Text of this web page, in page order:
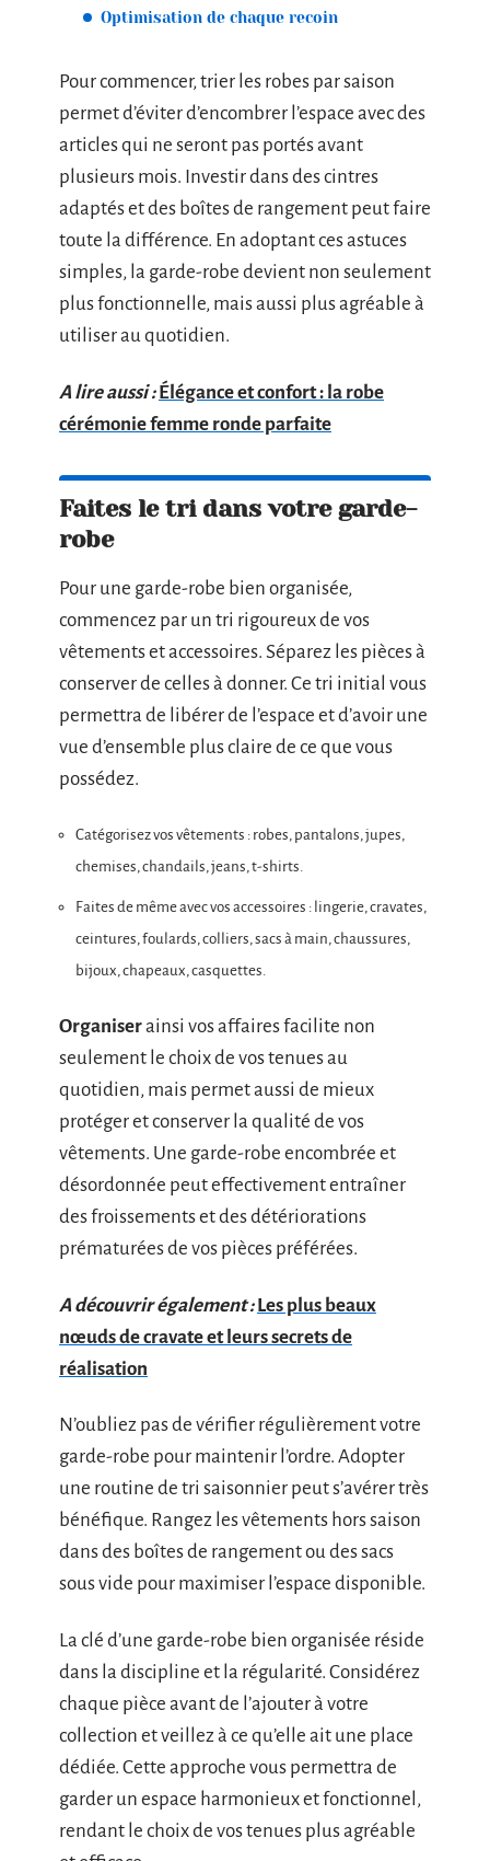
Optimisation de chaque recoin
Pour commencer, trier les robes par saison
permet d’éviter d’encombrer l’espace avec des
articles qui ne seront pas portés avant
plusieurs mois. Investir dans des cintres
adaptés et des boîtes de rangement peut faire
toute la différence. En adoptant ces astuces
simples, la garde-robe devient non seulement
plus fonctionnelle, mais aussi plus agréable à
utiliser au quotidien.
A lire aussi : Élégance et confort : la robe
cérémonie femme ronde parfaite
Faites le tri dans votre garde-
robe
Pour une garde-robe bien organisée,
commencez par un tri rigoureux de vos
vêtements et accessoires. Séparez les pièces à
conserver de celles à donner. Ce tri initial vous
permettra de libérer de l’espace et d’avoir une
vue d’ensemble plus claire de ce que vous
possédez.
Catégorisez vos vêtements : robes, pantalons, jupes,
chemises, chandails, jeans, t-shirts.
Faites de même avec vos accessoires : lingerie, cravates,
ceintures, foulards, colliers, sacs à main, chaussures,
bijoux, chapeaux, casquettes.
Organiserainsi vos affaires facilite non
seulement le choix de vos tenues au
quotidien, mais permet aussi de mieux
protéger et conserver la qualité de vos
vêtements. Une garde-robe encombrée et
désordonnée peut effectivement entraîner
des froissements et des détériorations
prématurées de vos pièces préférées.
A découvrir également : Les plus beaux
nœuds de cravate et leurs secrets de
réalisation
N’oubliez pas de vérifier régulièrement votre
garde-robe pour maintenir l’ordre. Adopter
une routine de tri saisonnier peut s’avérer très
bénéfique. Rangez les vêtements hors saison
dans des boîtes de rangement ou des sacs
sous vide pour maximiser l’espace disponible.
La clé d’une garde-robe bien organisée réside
dans la discipline et la régularité. Considérez
chaque pièce avant de l’ajouter à votre
collection et veillez à ce qu’elle ait une place
dédiée. Cette approche vous permettra de
garder un espace harmonieux et fonctionnel,
rendant le choix de vos tenues plus agréable